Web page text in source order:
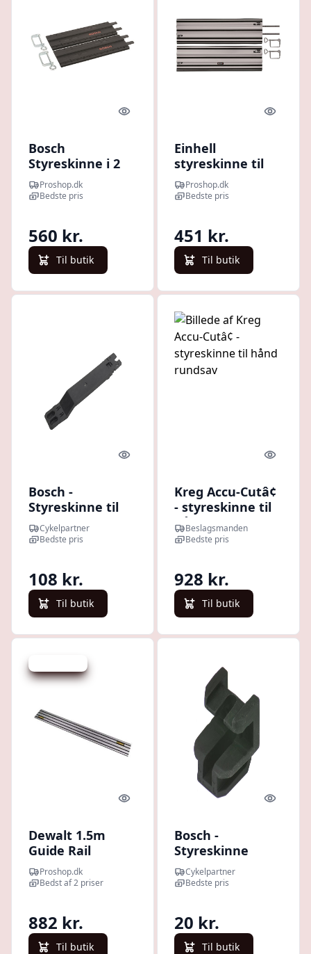
Quick look
Bosch
Styreskinne i 2
dele af kunststof
med
Proshop.dk
Bedste pris
560 kr.
Til butik
Quick
Einhell
styreskinne til
dyksav og expert
rundsav 2x100
Proshop.dk
Bedste pris
451 kr.
Til butik
Quick look
Bosch -
Styreskinne til
batteri ved
bagagebærer
Cykelpartner
Bedste pris
108 kr.
Til butik
Quick
Kreg Accu-Cutâ¢
- styreskinne til
hånd rundsav
Beslagsmanden
Bedste pris
928 kr.
Til butik
Quick look
Dewalt 1.5m
Guide Rail
Proshop.dk
Bedst af 2 priser
882 kr.
Til butik
Quick
Bosch -
Styreskinne
adapter 8 mm
Cykelpartner
Bedste pris
20 kr.
Til butik